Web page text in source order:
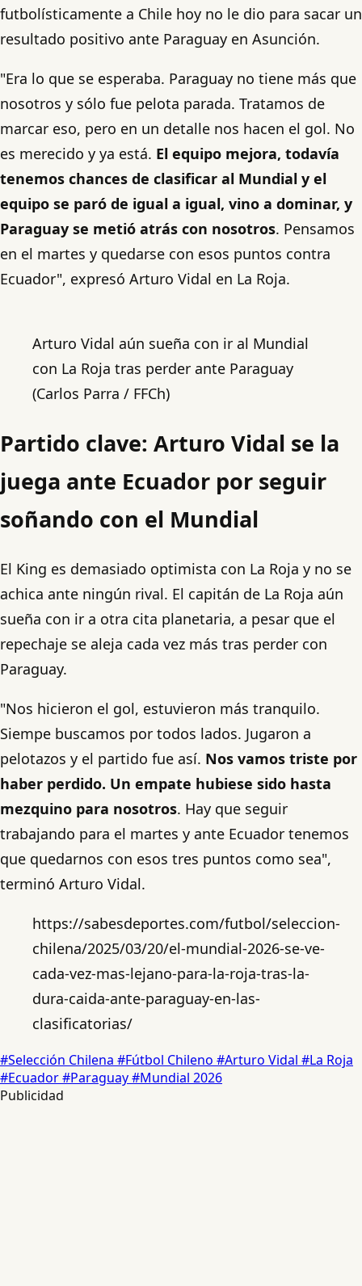
futbolísticamente a Chile hoy no le dio para sacar un
resultado positivo ante Paraguay en Asunción.
"Era lo que se esperaba. Paraguay no tiene más que
nosotros y sólo fue pelota parada. Tratamos de
marcar eso, pero en un detalle nos hacen el gol. No
es merecido y ya está. El equipo mejora, todavía
tenemos chances de clasificar al Mundial y el
equipo se paró de igual a igual, vino a dominar, y
Paraguay se metió atrás con nosotros. Pensamos
en el martes y quedarse con esos puntos contra
Ecuador", expresó Arturo Vidal en La Roja.
Arturo Vidal aún sueña con ir al Mundial
con La Roja tras perder ante Paraguay
(Carlos Parra / FFCh)
Partido clave: Arturo Vidal se la
juega ante Ecuador por seguir
soñando con el Mundial
El King es demasiado optimista con La Roja y no se
achica ante ningún rival. El capitán de La Roja aún
sueña con ir a otra cita planetaria, a pesar que el
repechaje se aleja cada vez más tras perder con
Paraguay.
"Nos hicieron el gol, estuvieron más tranquilo.
Siempe buscamos por todos lados. Jugaron a
pelotazos y el partido fue así. Nos vamos triste por
haber perdido. Un empate hubiese sido hasta
mezquino para nosotros. Hay que seguir
trabajando para el martes y ante Ecuador tenemos
que quedarnos con esos tres puntos como sea",
terminó Arturo Vidal.
https://sabesdeportes.com/futbol/seleccion-
chilena/2025/03/20/el-mundial-2026-se-ve-
cada-vez-mas-lejano-para-la-roja-tras-la-
dura-caida-ante-paraguay-en-las-
clasificatorias/
#Selección Chilena #Fútbol Chileno #Arturo Vidal #La Roja
#Ecuador#Paraguay#Mundial 2026
Publicidad